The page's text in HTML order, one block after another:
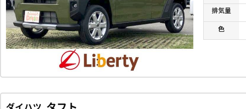
排気量
色